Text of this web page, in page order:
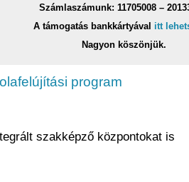
Számlaszámunk: 11705008 –
A támogatás bankkártyával itt
Nagyon köszönjük.
program
szakképző központokat is